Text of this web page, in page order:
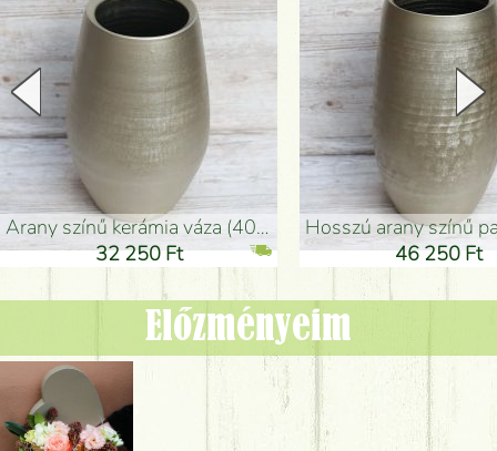
arany színű kerámia váza (40x26cm)
32 250 Ft
hosszú arany színű
46 250 Ft
Előzményeim